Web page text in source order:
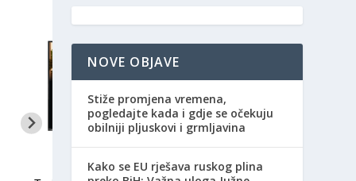
NOVE OBJAVE
Stiže promjena vremena,
pogledajte kada i gdje se očekuju
obilniji pljuskovi i grmljavina
Kako se EU rješava ruskog plina